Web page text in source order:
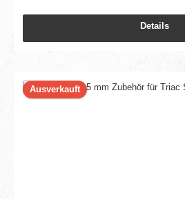
Details
Ausverkauft